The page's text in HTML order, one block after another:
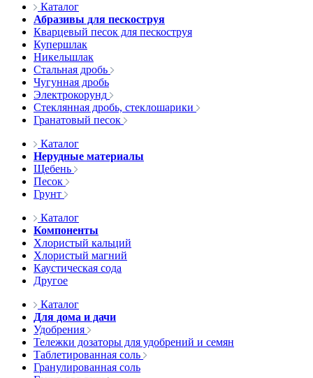
Каталог
Абразивы для пескоструя
Кварцевый песок для пескоструя
Купершлак
Никельшлак
Стальная дробь
Чугунная дробь
Электрокорунд
Стеклянная дробь, стеклошарики
Гранатовый песок
Каталог
Нерудные материалы
Щебень
Песок
Грунт
Каталог
Компоненты
Хлористый кальций
Хлористый магний
Каустическая сода
Другое
Каталог
Для дома и дачи
Удобрения
Тележки дозаторы для удобрений и семян
Таблетированная соль
Гранулированная соль